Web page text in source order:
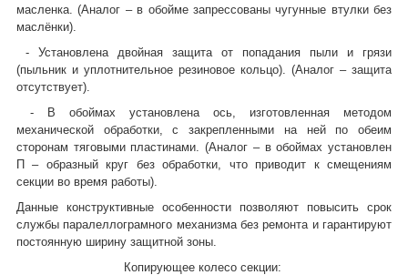
масленка. (Аналог – в обойме запрессованы чугунные втулки без
маслёнки).
- Установлена двойная защита от попадания пыли и грязи
(пыльник и уплотнительное резиновое кольцо). (Аналог – защита
отсутствует).
- В обоймах установлена ось, изготовленная методом
механической обработки, с закрепленными на ней по обеим
сторонам тяговыми пластинами. (Аналог – в обоймах установлен
П – образный круг без обработки, что приводит к смещениям
секции во время работы).
Данные конструктивные особенности позволяют повысить срок
службы паралеллограмного механизма без ремонта и гарантируют
постоянную ширину защитной зоны.
Копирующее колесо секции: